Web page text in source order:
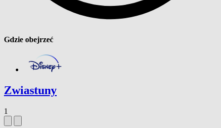
Gdzie obejrzeć
Zwiastuny
1